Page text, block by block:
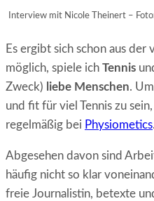
Interview mit Nicole Theinert –
Es ergibt sich schon aus
möglich, spiele ich Tennis
Zweck) liebe Menschen.
und fit für viel Tennis zu
regelmäßig bei Physiometics.
Abgesehen davon sind
häufig nicht so klar
freie Journalistin, betexte